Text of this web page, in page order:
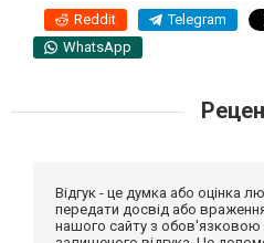
Reddit Telegram
WhatsApp
Відгук - це думка або оцінка
передати досвід або
нашого сайту з обов'язковою